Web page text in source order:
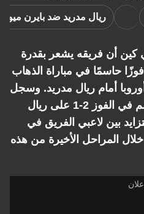
ريال مدريد ضد بايرن ميونخ
كين أن فريقه يشعر بقدرة
فوزًا حاسمًا في مباراة الذهاب
أمام ريال مدريد. وسجل
المهاجم الهدف الثاني الحاسم في الفوز 2-1 على ريال
بين لاعبي الفريق في
المراحل الأخيرة من هذه